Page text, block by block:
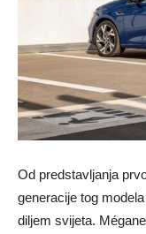
Od predstavljanja
generacije tog
diljem svijeta.